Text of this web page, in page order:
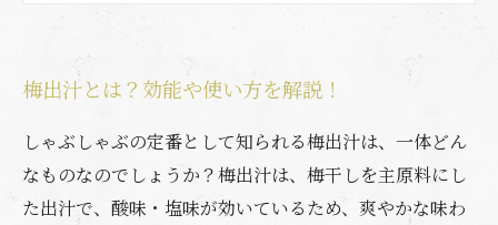
う
梅出汁とは？効能や使い方を解説！
しゃぶしゃぶの定番として知られる梅出汁は、一体どん
なものなのでしょうか？梅出汁は、梅干しを主原料にし
た出汁で、酸味・塩味が効いているため、爽やかな味わ